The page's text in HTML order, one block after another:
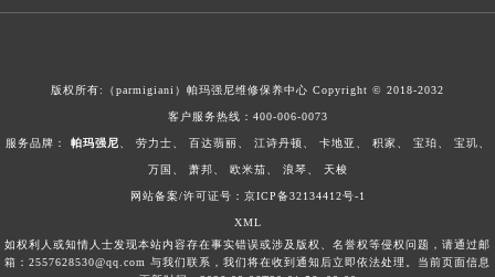
版权所有:（parmigiani）帕玛强尼维修保养中心 Copyright © 2018-2032
客户服务热线： 400-006-0073
服务品牌： 帕玛强尼 劳力士 百达翡丽 江诗丹顿 卡地亚 积家 宝珀 宝玑
万国 萧邦 欧米茄 浪琴 天梭
网站备案/许可证号：京ICP备32134412号-1
XML
如权利人或知情人士发现本站内容存在事实错误或涉及版权、名誉权等侵权问题，请通过邮
箱：2557628530@qq.com 与我们联系，我们将在收到通知后立即依法处理。当前页面信息